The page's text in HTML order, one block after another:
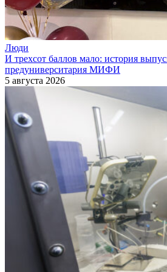
Люди
И трехсот баллов мало: история
предуниверситария МИФИ
5 августа 2026